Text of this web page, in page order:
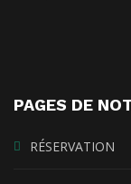
PAGES DE
RÉSERVATION